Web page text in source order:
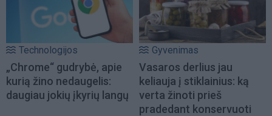
Technologijos
„Chrome“ gudrybė, apie
kurią žino nedaugelis:
daugiau jokių įkyrių langų
Gyvenimas
Vasaros derlius jau
keliauja į stiklainius: ką
verta žinoti prieš
pradedant konservuoti